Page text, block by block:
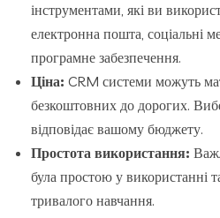
інструментами, які ви
електронна пошта, соціальні
програмне забезпечення.
Ціна: CRM системи можуть
безкоштовних до дорогих.
відповідає вашому бюджету.
Простота використання:
була простою у використанні
тривалого навчання.